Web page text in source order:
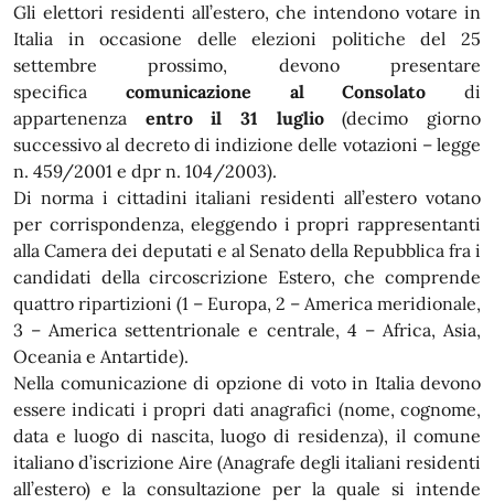
Gli elettori residenti all’estero, che intendono votare in
Italia in occasione delle elezioni politiche del 25
settembre prossimo, devono presentare
specifica comunicazione al Consolato di
appartenenza entro il 31 luglio(decimo giorno
successivo al decreto di indizione delle votazioni – legge
n. 459/2001 e dpr n. 104/2003).
Di norma i cittadini italiani residenti all’estero votano
per corrispondenza, eleggendo i propri rappresentanti
alla Camera dei deputati e al Senato della Repubblica fra i
candidati della circoscrizione Estero, che comprende
quattro ripartizioni (1 – Europa, 2 – America meridionale,
3 – America settentrionale e centrale, 4 – Africa, Asia,
Oceania e Antartide).
Nella comunicazione di opzione di voto in Italia devono
essere indicati i propri dati anagrafici (nome, cognome,
data e luogo di nascita, luogo di residenza), il comune
italiano d’iscrizione Aire (Anagrafe degli italiani residenti
all’estero) e la consultazione per la quale si intende